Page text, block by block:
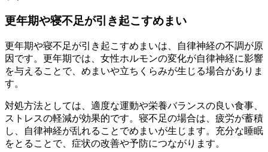
更年期や寝不足が引き起こすめまい
更年期や寝不足が引き起こすめまいは、自律神経の不調が原
因です。更年期では、女性ホルモンの変化が自律神経に影響
を与えることで、めまいや立ちくらみが生じる場合がありま
す。
対処方法としては、適度な運動や栄養バランスの良い食事、
ストレスの軽減が効果的です。寝不足の場合は、疲労が蓄積
し、自律神経が乱れることでめまいが生じます。充分な睡眠
をとることで、症状の改善や予防につながります。